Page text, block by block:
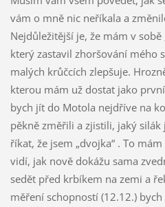
vám o mně nic neříkala a
Nejdůležitější je, že mám v sobě
který zastavil zhoršování mého
malých krůčcích zlepšuje.
kterou mám už dostat jako
bych jít do Motola nejdříve na
pěkně změřili a zjistili, jaký silák
říkat, že jsem „dvojka“ . To
vidí, jak nově dokážu sama
sedět před krbíkem na zemi a
měření schopností (12.12.)